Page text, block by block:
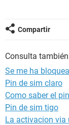
Compartir
Consulta
Se me ha
Pin de sim claro
Como saber el
Pin de sim tigo
La activacion via